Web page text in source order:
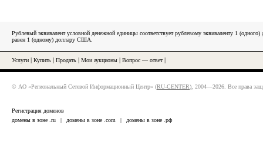
Рублевый эквивалент условной денежной единицы соответствует рублевому эквиваленту 1
равен 1 (одному) доллару США.
Услуги Купить Продать Мои аукционы Вопрос — ответ|
© АО «Региональный Сетевой Информационный Центр» (RU-CENTER), 2004—2026. Все права
Регистрация доменов
домены в зоне .ru
| домены в зоне .com | домены в зоне .рф